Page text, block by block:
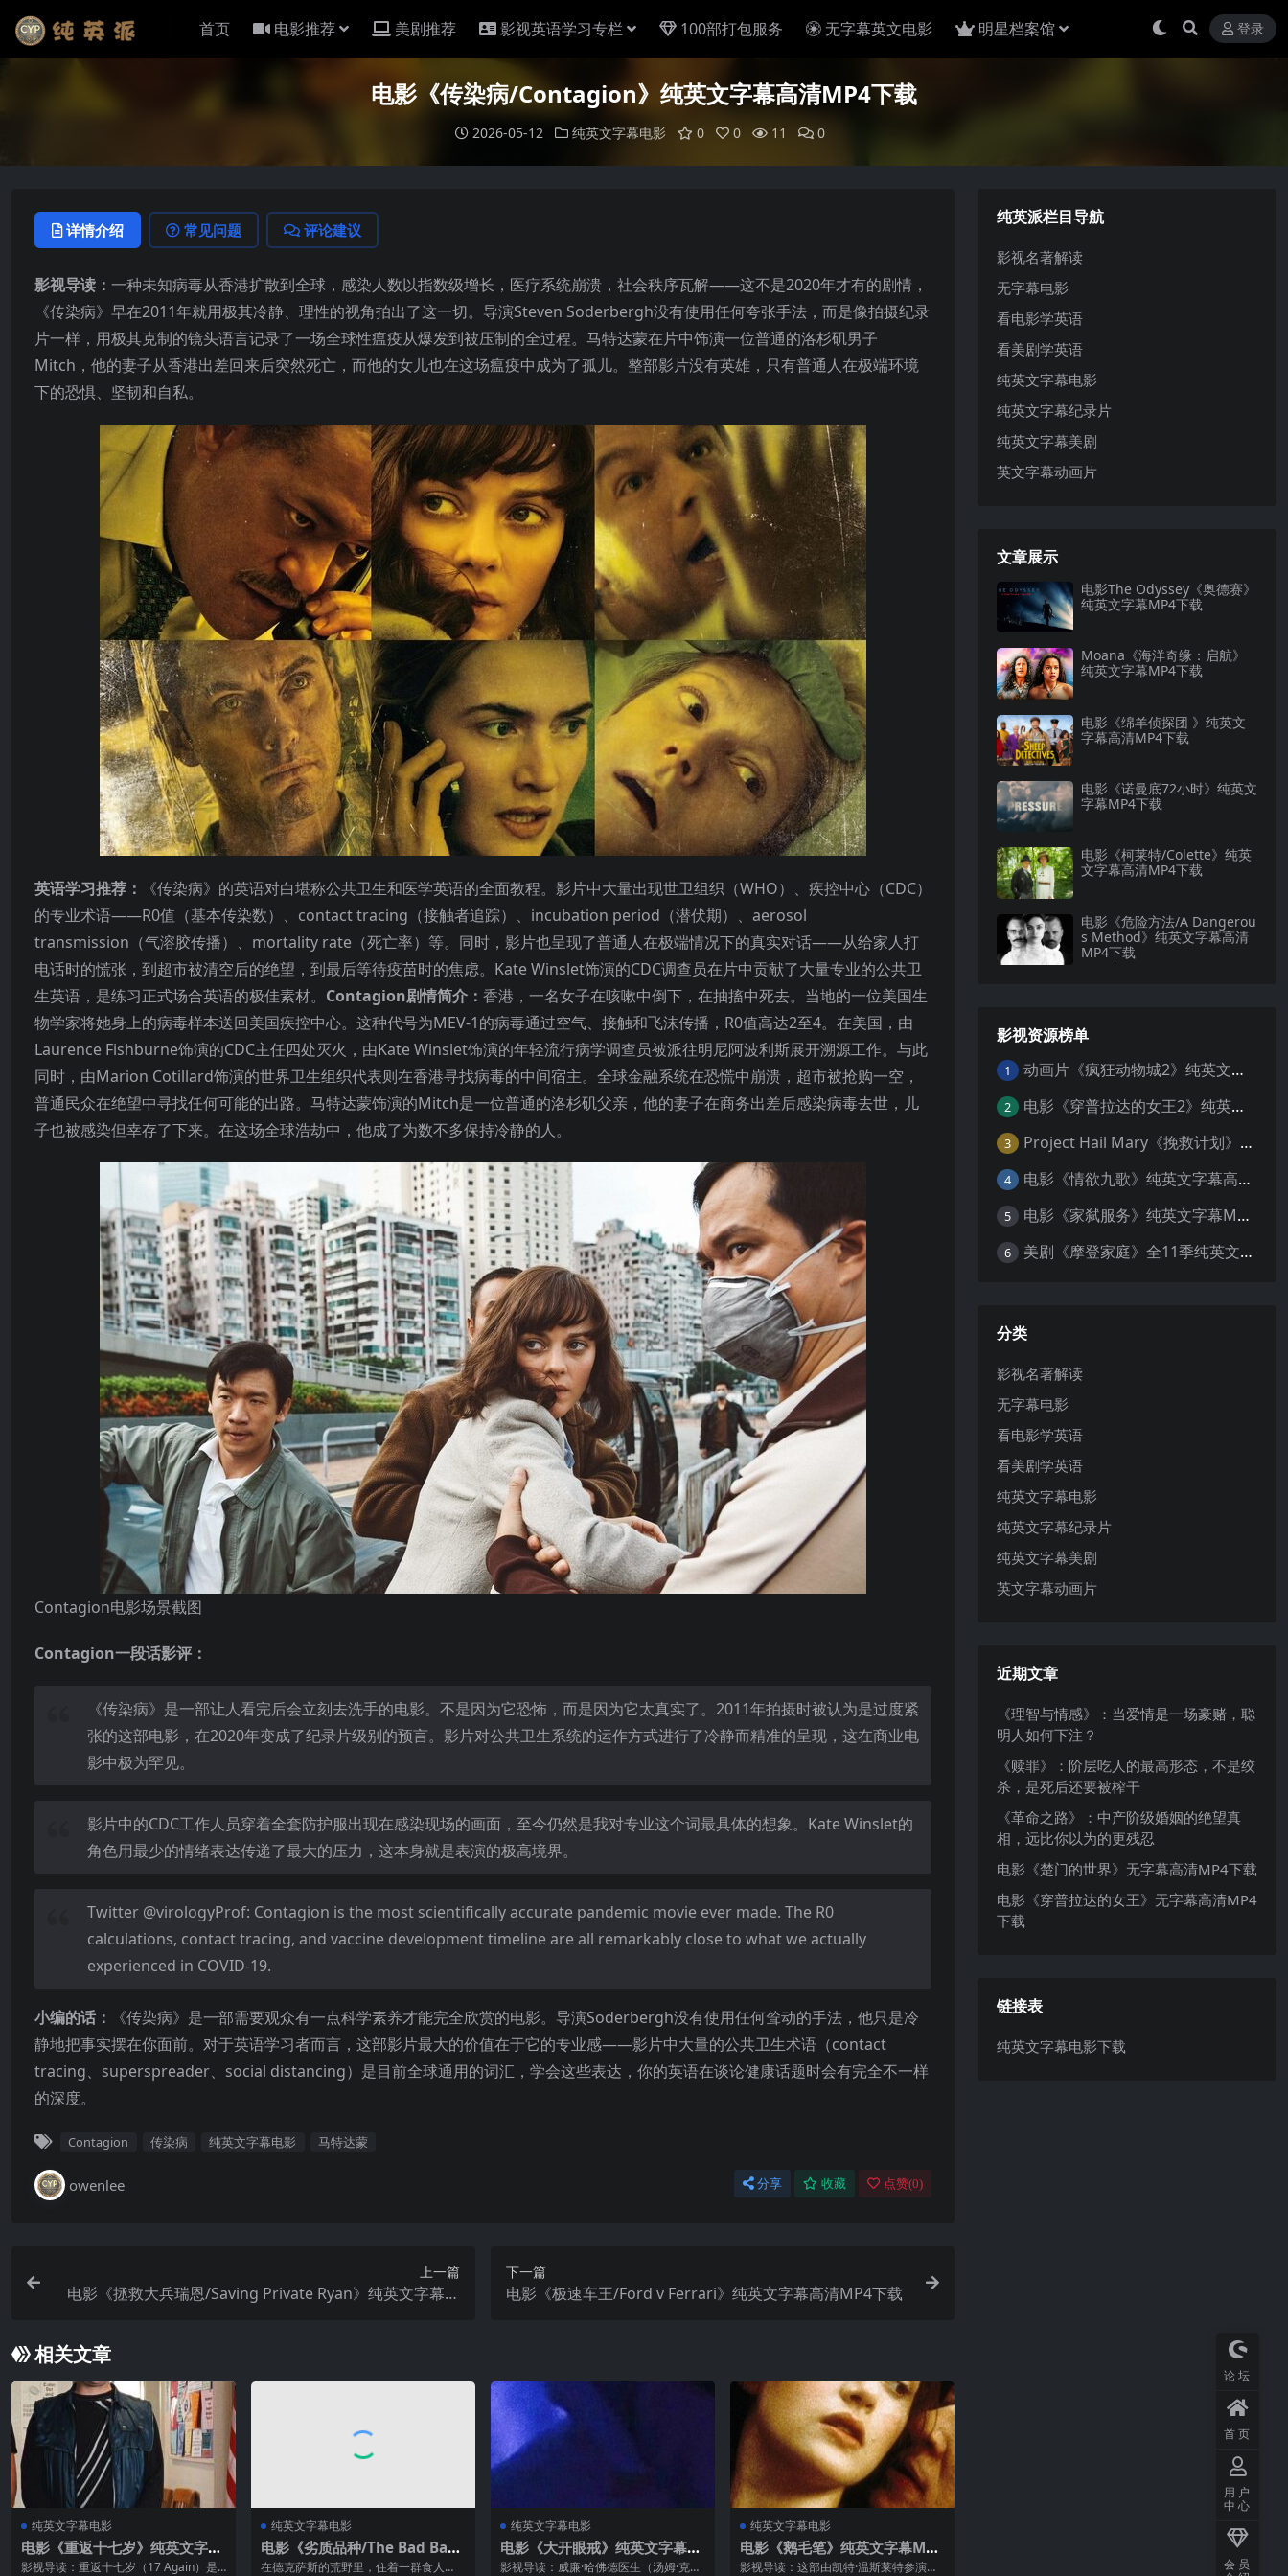
首页 电影推荐 美剧推荐 影视英语学习专栏 100部打包服务 无字幕英文电影 明星档案馆 登录
电影《传染病/Contagion》纯英文字幕高清MP4下载
2026-05-12 纯英文字幕电影 0 0 11 0
详情介绍 常见问题 评论建议
影视导读： 一种未知病毒从香港扩散到全球，感染人数以指数级增长，医疗系统崩溃，社会秩序瓦解——这不是2020年才有的剧情，
《传染病》早在2011年就用极其冷静、理性的视角拍出了这一切。导演Steven Soderbergh没有使用任何夸张手法，而是像拍摄纪录
片一样，用极其克制的镜头语言记录了一场全球性瘟疫从爆发到被压制的全过程。马特达蒙在片中饰演一位普通的洛杉矶男子
Mitch，他的妻子从香港出差回来后突然死亡，而他的女儿也在这场瘟疫中成为了孤儿。整部影片没有英雄，只有普通人在极端环境
下的恐惧、坚韧和自私。
英语学习推荐：
《传染病》的英语对白堪称公共卫生和医学英语的全面教程。影片中大量出现世卫组织（WHO）、疾控中心（CDC）
的专业术语——R0值（基本传染数）、contact tracing（接触者追踪）、incubation period（潜伏期）、aerosol
transmission（气溶胶传播）、mortality rate（死亡率）等。同时，影片也呈现了普通人在极端情况下的真实对话——从给家人打
电话时的慌张，到超市被清空后的绝望，到最后等待疫苗时的焦虑。Kate Winslet饰演的CDC调查员在片中贡献了大量专业的公共卫
生英语，是练习正式场合英语的极佳素材。 Contagion剧情简介： 香港，一名女子在咳嗽中倒下，在抽搐中死去。当地的一位美国生
物学家将她身上的病毒样本送回美国疾控中心。这种代号为MEV-1的病毒通过空气、接触和飞沫传播，R0值高达2至4。在美国，由
Laurence Fishburne饰演的CDC主任四处灭火，由Kate Winslet饰演的年轻流行病学调查员被派往明尼阿波利斯展开溯源工作。与此
同时，由Marion Cotillard饰演的世界卫生组织代表则在香港寻找病毒的中间宿主。全球金融系统在恐慌中崩溃，超市被抢购一空，
普通民众在绝望中寻找任何可能的出路。马特达蒙饰演的Mitch是一位普通的洛杉矶父亲，他的妻子在商务出差后感染病毒去世，儿
子也被感染但幸存了下来。在这场全球浩劫中，他成了为数不多保持冷静的人。
Contagion电影场景截图
Contagion一段话影评：
《传染病》是一部让人看完后会立刻去洗手的电影。不是因为它恐怖，而是因为它太真实了。2011年拍摄时被认为是过度紧
张的这部电影，在2020年变成了纪录片级别的预言。影片对公共卫生系统的运作方式进行了冷静而精准的呈现，这在商业电
影中极为罕见。
影片中的CDC工作人员穿着全套防护服出现在感染现场的画面，至今仍然是我对专业这个词最具体的想象。Kate Winslet的
角色用最少的情绪表达传递了最大的压力，这本身就是表演的极高境界。
Twitter @virologyProf: Contagion is the most scientifically accurate pandemic movie ever made. The R0
calculations, contact tracing, and vaccine development timeline are all remarkably close to what we actually
experienced in COVID-19.
小编的话：
《传染病》是一部需要观众有一点科学素养才能完全欣赏的电影。导演Soderbergh没有使用任何耸动的手法，他只是冷
静地把事实摆在你面前。对于英语学习者而言，这部影片最大的价值在于它的专业感——影片中大量的公共卫生术语（contact
tracing、superspreader、social distancing）是目前全球通用的词汇，学会这些表达，你的英语在谈论健康话题时会有完全不一样
的深度。
Contagion 传染病 纯英文字幕电影 马特达蒙
owenlee 分享 收藏 点赞(0)
上一篇
电影《拯救大兵瑞恩/Saving Private Ryan》纯英文字幕高
下一篇
电影《极速车王/Ford v Ferrari》纯英文字幕高清MP4下载
相关文章
纯英文字幕电影
电影《重返十七岁》纯英文字幕
高清MP4下载
影视导读：重返十七岁（17 Again）是2
纯英文字幕电影
电影《劣质品种/The Bad Batc
h》纯英文字幕高清MP4下载
在德克萨斯的荒野里，住着一群食人
纯英文字幕电影
电影《大开眼戒》纯英文字幕M
P4下载
影视导读：威廉·哈佛德医生（汤姆·克鲁
纯英文字幕电影
电影《鹅毛笔》纯英文字幕MP4
下载
影视导读：这部由凯特·温斯莱特参演的
纯英派栏目导航
影视名著解读
无字幕电影
看电影学英语
看美剧学英语
纯英文字幕电影
纯英文字幕纪录片
纯英文字幕美剧
英文字幕动画片
文章展示
电影The Odyssey《奥德赛》
纯英文字幕MP4下载
Moana《海洋奇缘：启航》
纯英文字幕MP4下载
电影《绵羊侦探团 》纯英文
字幕高清MP4下载
电影《诺曼底72小时》纯英文
字幕MP4下载
电影《柯莱特/Colette》纯英
文字幕高清MP4下载
电影《危险方法/A Dangerou
s Method》纯英文字幕高清
MP4下载
影视资源榜单
1 动画片《疯狂动物城2》纯英文字幕MP4下载
2 电影《穿普拉达的女王2》纯英文字幕MP4下载
3 Project Hail Mary《挽救计划》纯英文字幕科幻电影MP4下载
4 电影《情欲九歌》纯英文字幕高清MP4下载
5 电影《家弑服务》纯英文字幕MP4下载
6 美剧《摩登家庭》全11季纯英文字幕高清MP4下载
分类
影视名著解读
无字幕电影
看电影学英语
看美剧学英语
纯英文字幕电影
纯英文字幕纪录片
纯英文字幕美剧
英文字幕动画片
近期文章
《理智与情感》：当爱情是一场豪赌，聪
明人如何下注？
《赎罪》：阶层吃人的最高形态，不是绞
杀，是死后还要被榨干
《革命之路》：中产阶级婚姻的绝望真
相，远比你以为的更残忍
电影《楚门的世界》无字幕高清MP4下载
电影《穿普拉达的女王》无字幕高清MP4
下载
链接表
纯英文字幕电影下载
论坛
首页
用户
中心
会员